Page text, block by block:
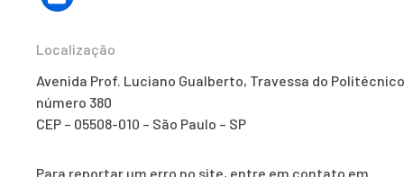
Localização
Avenida Prof. Luciano Gualberto, Travessa do
número 380
CEP – 05508-010 – São Paulo – SP
Para reportar um erro no site, entre em contato em